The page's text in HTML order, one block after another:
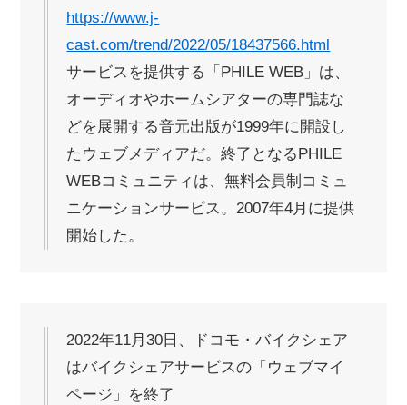
https://www.j-
cast.com/trend/2022/05/18437566.html
サービスを提供する「PHILE WEB」は、
オーディオやホームシアターの専門誌な
どを展開する音元出版が1999年に開設し
たウェブメディアだ。終了となるPHILE
WEBコミュニティは、無料会員制コミュ
ニケーションサービス。2007年4月に提供
開始した。
2022年11月30日、ドコモ・バイクシェア
はバイクシェアサービスの「ウェブマイ
ページ」を終了